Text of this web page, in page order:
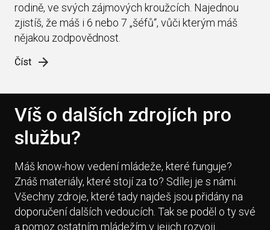
rodině, ve svých zájmových kroužcích. Najednou
zjistíš, že máš i 6 nebo 7 „šéfů“, vůči kterým máš
nějakou zodpovědnost.
Číst
Víš o dalších zdrojích pro
službu?
Máš know-how vedení mládeže, které funguje?
Znáš materiály, které stojí za to? Sdílej je s námi.
Všechny zdroje, které tady najdeš jsou přidány na
doporučení dalších vedoucích. Tak se poděl o ty své
a pomoz ostatním mládežím v jejich rozvoji.